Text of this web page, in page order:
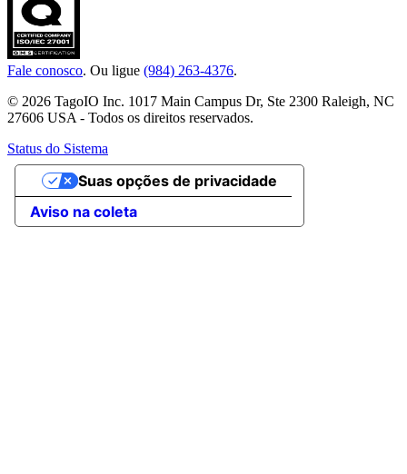
Fale conosco. Ou ligue (984) 263-4376.
© 2026 TagoIO Inc. 1017 Main Campus Dr, Ste 2300 Raleigh, NC
27606 USA - Todos os direitos reservados.
Status do Sistema
Aviso na coleta
Suas opções de privacidade